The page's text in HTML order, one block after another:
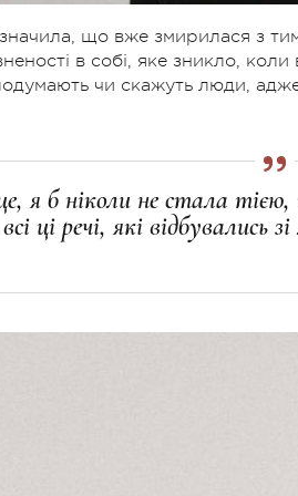
що вже змирилася з
в собі, яке зникло,
чи скажуть люди, адже
я б ніколи не стала
ці речі, які